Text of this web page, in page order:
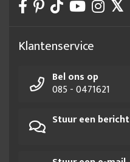
Klantenservice
Bel ons op
085 - 0471621
Stuur een bericht